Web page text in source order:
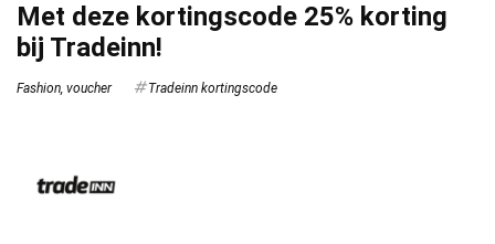
Met deze kortingscode 25% korting
bij Tradeinn!
Fashion, voucher Tradeinn kortingscode